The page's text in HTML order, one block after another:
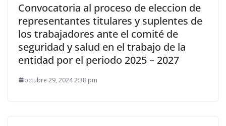
Convocatoria al proceso de eleccion de
representantes titulares y suplentes de
los trabajadores ante el comité de
seguridad y salud en el trabajo de la
entidad por el periodo 2025 – 2027
octubre 29, 2024 2:38 pm